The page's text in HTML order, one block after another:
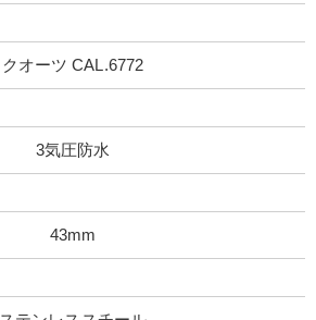
クオーツ CAL.6772
3気圧防水
43mm